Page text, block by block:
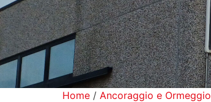
Home / Ancoraggio e Ormeggio